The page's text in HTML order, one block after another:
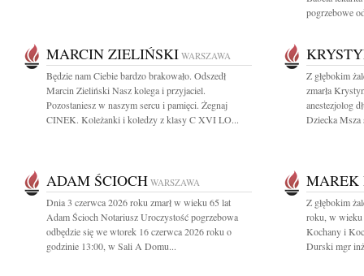
pogrzebowe
MARCIN ZIELIŃSKI WARSZAWA
Będzie nam Ciebie bardzo brakowało. Odszedł
Marcin Zieliński Nasz kolega i przyjaciel.
Pozostaniesz w naszym sercu i pamięci. Żegnaj
CINEK. Koleżanki i koledzy z klasy C XVI LO...
Z głębokim
zmarła
anestezjolog
Dziecka Msza
ADAM ŚCIOCH WARSZAWA
Dnia 3 czerwca 2026 roku zmarł w wieku 65 lat
Adam Ścioch Notariusz Uroczystość pogrzebowa
odbędzie się we wtorek 16 czerwca 2026 roku o
godzinie 13:00, w Sali A Domu...
MAREK
Z głębokim
roku, w wieku
Kochany i
Durski mgr